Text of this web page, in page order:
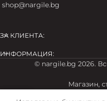
shop@nargile.bg
ЗА КЛИЕНТА:
ИНФОРМАЦИЯ:
© nargile.bg 2026.
Магазин,